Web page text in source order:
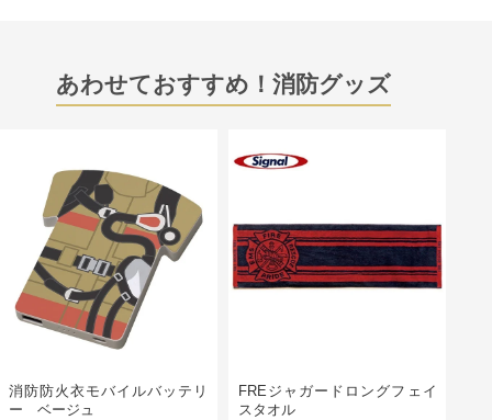
あわせておすすめ！消防グッズ
消防防火衣モバイルバッテリ
ー ベージュ
FREジャガードロングフェイ
スタオル